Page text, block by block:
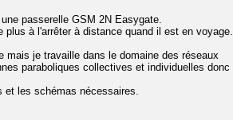
passerelle GSM 2N Easygate.
à l'arrêter à distance quand il est en voyage.
je travaille dans le domaine des réseaux
paraboliques collectives et individuelles donc
et les schémas nécessaires.